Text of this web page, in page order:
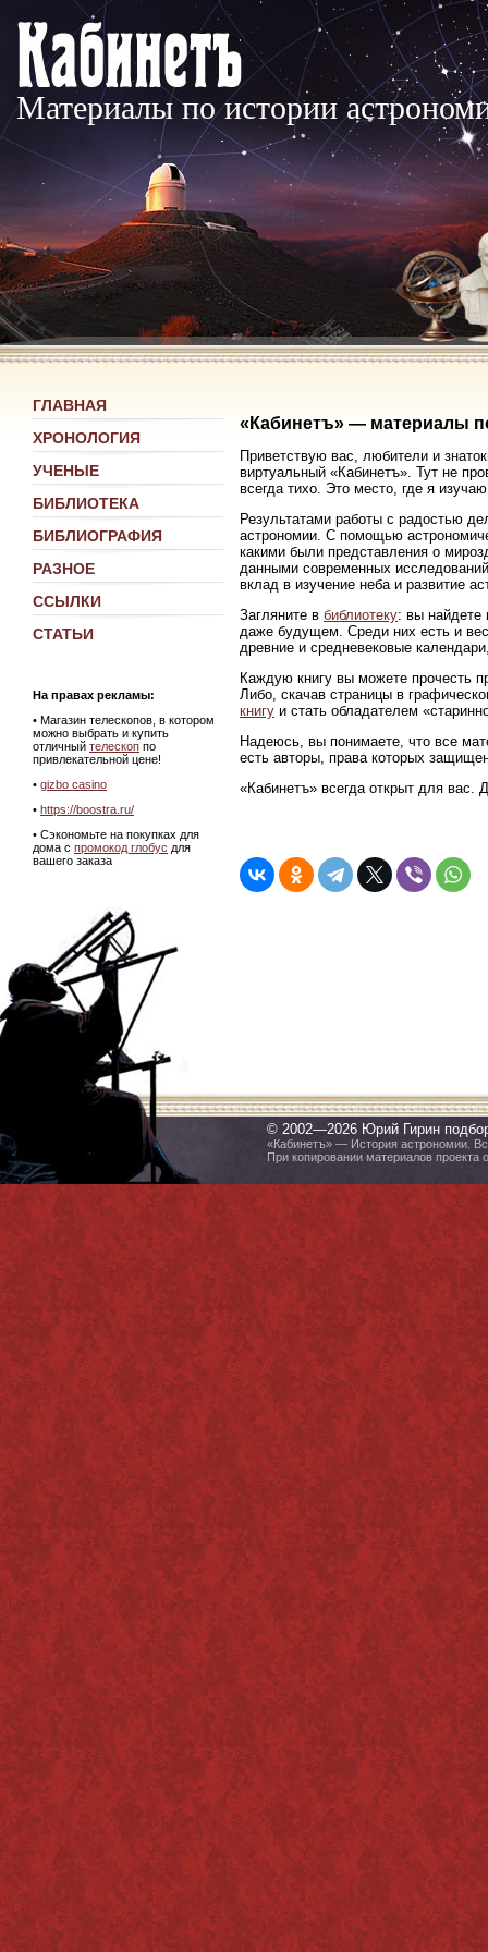
Материалы по истории
ГЛАВНАЯ
ХРОНОЛОГИЯ
УЧЕНЫЕ
БИБЛИОТЕКА
БИБЛИОГРАФИЯ
РАЗНОЕ
ССЫЛКИ
СТАТЬИ
На правах рекламы:
• Магазин телескопов, в котором
можно выбрать и купить
отличный телескоп по
привлекательной цене!
• gizbo casino
• https://boostra.ru/
• Сэкономьте на покупках для
дома с промокод глобус для
вашего заказа
«Кабинетъ» — материалы
Приветствую вас, любители и
виртуальный «Кабинетъ». Тут не
всегда тихо. Это место, где я
Результатами работы с радостью
астрономии. С помощью
какими были представления о
данными современных
вклад в изучение неба и развитие
Загляните в библиотеку: вы найдете
даже будущем. Среди них есть и
древние и средневековые
Каждую книгу вы можете прочесть
Либо, скачав страницы в
книгу и стать обладателем
Надеюсь, вы понимаете, что все
есть авторы, права которых
«Кабинетъ» всегда открыт для вас.
© 2002—2026 Юрий Гирин
«Кабинетъ» — История астрономии.
При копировании материалов проекта